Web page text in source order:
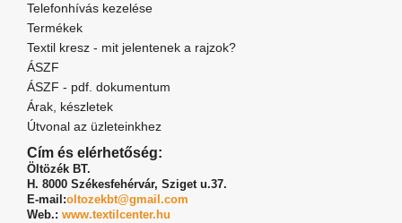
Telefonhívás kezelése
Termékek
Textil kresz - mit jelentenek a rajzok?
ÁSZF
ÁSZF - pdf. dokumentum
Árak, készletek
Útvonal az üzleteinkhez
Cím és elérhetőség:
Öltözék BT.
H. 8000 Székesfehérvár, Sziget u.37.
E-mail:oltozekbt@gmail.com
Web.: www.textilcenter.hu